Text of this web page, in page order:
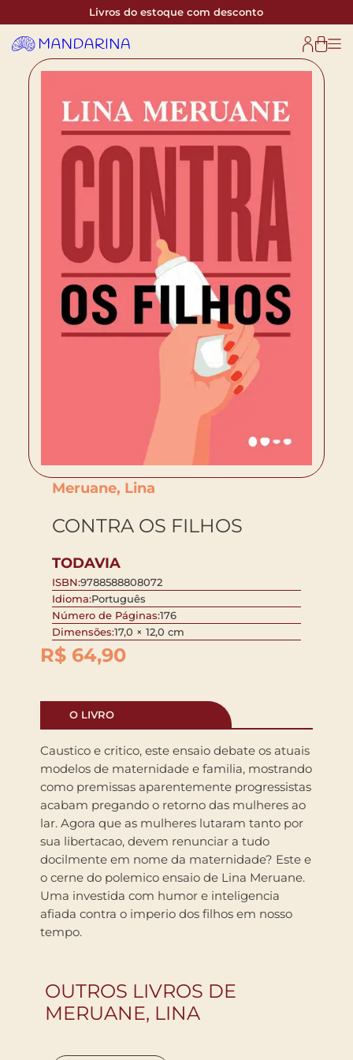
Livros do estoque com desconto
Meruane, Lina
CONTRA OS FILHOS
TODAVIA
ISBN:9788588808072
Idioma:Português
Número de Páginas:176
Dimensões:17,0 × 12,0 cm
R$ 64,90
O LIVRO
Caustico e critico, este ensaio debate os atuais
modelos de maternidade e familia, mostrando
como premissas aparentemente progressistas
acabam pregando o retorno das mulheres ao
lar. Agora que as mulheres lutaram tanto por
sua libertacao, devem renunciar a tudo
docilmente em nome da maternidade? Este e
o cerne do polemico ensaio de Lina Meruane.
Uma investida com humor e inteligencia
afiada contra o imperio dos filhos em nosso
tempo.
OUTROS LIVROS DE
MERUANE, LINA